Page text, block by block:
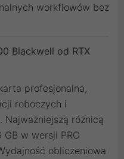
workflowów bez
Blackwell od RTX
profesjonalna,
roboczych i
Najważniejszą różnicą
w wersji PRO
obliczeniowa